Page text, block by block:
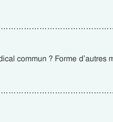
commun ? Forme d’autres